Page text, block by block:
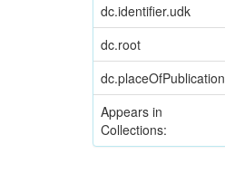
dc.identifier.udk
dc.root
dc.placeOfPublication
Appears in
Collections: